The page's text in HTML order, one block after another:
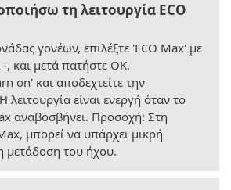
τη λειτουργία ECO
γονέων, επιλέξτε 'ECO Max' με
, και μετά πατήστε OK.
on' και αποδεχτείτε την
είναι ενεργή όταν το
αναβοσβήνει. Προσοχή: Στη
μπορεί να υπάρχει μικρή
μετάδοση του ήχου.